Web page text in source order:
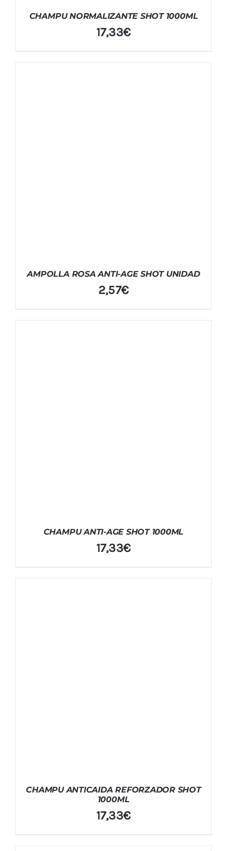
CHAMPU NORMALIZANTE SHOT 1000ML
17,33€
AMPOLLA ROSA ANTI-AGE SHOT UNIDAD
2,57€
CHAMPU ANTI-AGE SHOT 1000ML
17,33€
CHAMPU ANTICAIDA REFORZADOR SHOT
1000ML
17,33€